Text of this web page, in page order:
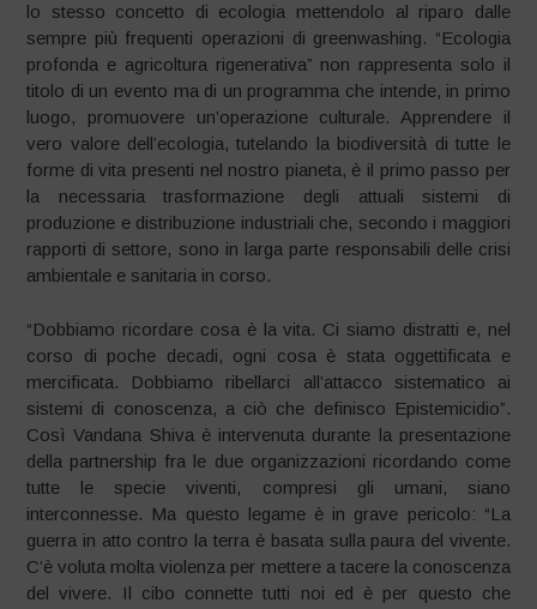
lo stesso concetto di ecologia mettendolo al riparo dalle
sempre più frequenti operazioni di greenwashing. “Ecologia
profonda e agricoltura rigenerativa” non rappresenta solo il
titolo di un evento ma di un programma che intende, in primo
luogo, promuovere un’operazione culturale. Apprendere il
vero valore dell’ecologia, tutelando la biodiversità di tutte le
forme di vita presenti nel nostro pianeta, è il primo passo per
la necessaria trasformazione degli attuali sistemi di
produzione e distribuzione industriali che, secondo i maggiori
rapporti di settore, sono in larga parte responsabili delle crisi
ambientale e sanitaria in corso.
“Dobbiamo ricordare cosa è la vita. Ci siamo distratti e, nel
corso di poche decadi, ogni cosa è stata oggettificata e
mercificata. Dobbiamo ribellarci all’attacco sistematico ai
sistemi di conoscenza, a ciò che definisco Epistemicidio”.
Così Vandana Shiva è intervenuta durante la presentazione
della partnership fra le due organizzazioni ricordando come
tutte le specie viventi, compresi gli umani, siano
interconnesse. Ma questo legame è in grave pericolo: “La
guerra in atto contro la terra è basata sulla paura del vivente.
C’è voluta molta violenza per mettere a tacere la conoscenza
del vivere. Il cibo connette tutti noi ed è per questo che